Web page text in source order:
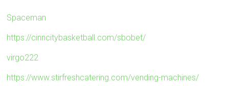
Spaceman
https://cinncitybasketball.com/sbobet/
virgo222
https://www.stirfreshcatering.com/vending-machines/